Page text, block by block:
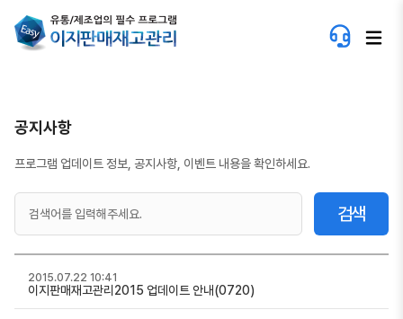
공지사항
프로그램 업데이트 정보, 공지사항, 이벤트 내용을 확인하세요.
검색
이지판매재고관리2015 업데이트 안내(0720)
2015.07.22 10:41